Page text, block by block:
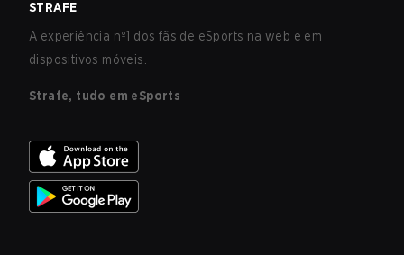
STRAFE
A experiência nº1 dos fãs de eSports na web e em
dispositivos móveis.
Strafe, tudo em eSports